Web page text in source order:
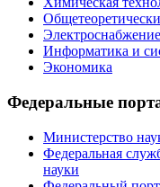
Информатика и
Экономика
Федеральные
Министерство
Федеральная
науки